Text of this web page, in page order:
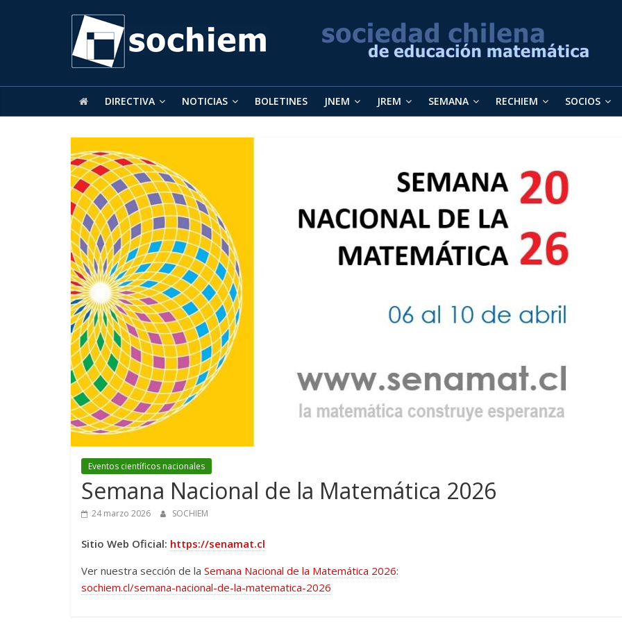
SOCHIEM
Sociedad
Educación
DIRECTIVA NOTICIAS BOLETINES JNEM JREM SEMANA RECHIEM SOCIOS
Eventos científicos nacionales
Semana Nacional de la Matemática 2026
24 marzo 2026 SOCHIEM
Sitio Web Oficial: https://senamat.cl
Ver nuestra sección de la Semana Nacional de la Matemática 2026:
sochiem.cl/semana-nacional-de-la-matematica-2026